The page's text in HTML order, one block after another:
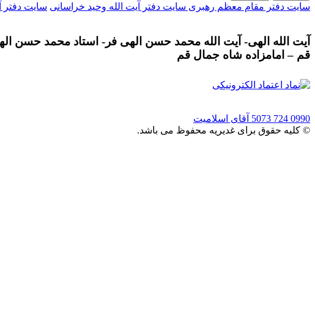
سایت دفتر مقام معظم رهبری سایت دفتر آیت الله وحید خراسانی سایت دفتر
آیت الله الهی- آیت الله محمد حسن الهی فر- استاد محمد حسن
قم – امامزاده شاه جمال قم
0990 724 5073
آقای اسلامیت
© کلیه حقوق برای غدیریه محفوظ می باشد.